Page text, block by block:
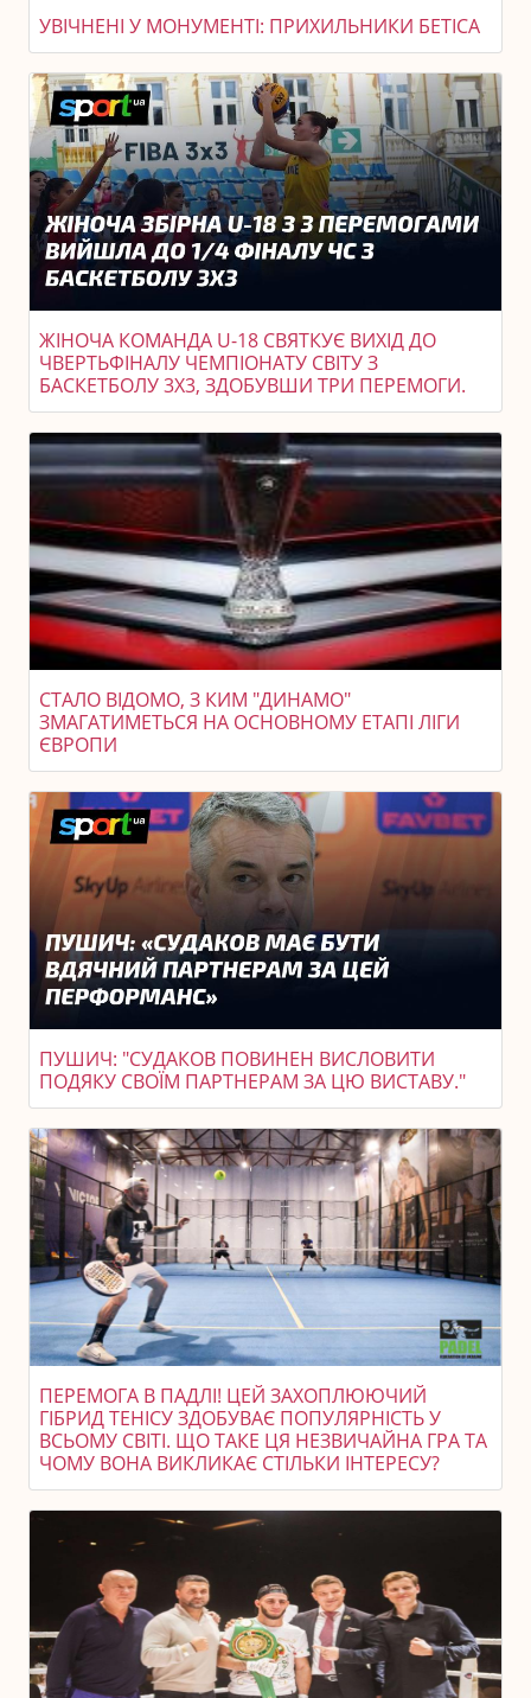
УВІЧНЕНІ У МОНУМЕНТІ: ПРИХИЛЬНИКИ БЕТІСА
ЖІНОЧА КОМАНДА U-18 СВЯТКУЄ ВИХІД ДО
ЧВЕРТЬФІНАЛУ ЧЕМПІОНАТУ СВІТУ З
БАСКЕТБОЛУ 3X3, ЗДОБУВШИ ТРИ ПЕРЕМОГИ.
СТАЛО ВІДОМО, З КИМ "ДИНАМО"
ЗМАГАТИМЕТЬСЯ НА ОСНОВНОМУ ЕТАПІ ЛІГИ
ЄВРОПИ
ПУШИЧ: "СУДАКОВ ПОВИНЕН ВИСЛОВИТИ
ПОДЯКУ СВОЇМ ПАРТНЕРАМ ЗА ЦЮ ВИСТАВУ."
ПЕРЕМОГА В ПАДЛІ! ЦЕЙ ЗАХОПЛЮЮЧИЙ
ГІБРИД ТЕНІСУ ЗДОБУВАЄ ПОПУЛЯРНІСТЬ У
ВСЬОМУ СВІТІ. ЩО ТАКЕ ЦЯ НЕЗВИЧАЙНА ГРА ТА
ЧОМУ ВОНА ВИКЛИКАЄ СТІЛЬКИ ІНТЕРЕСУ?